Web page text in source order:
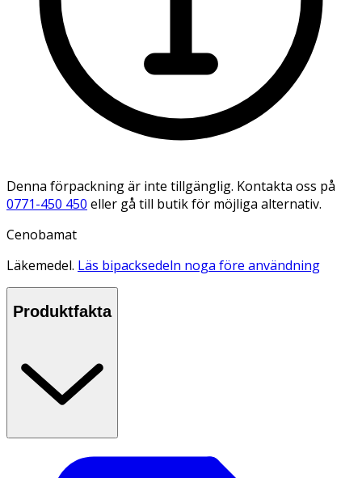
Denna förpackning är inte tillgänglig. Kontakta oss på
0771-450 450 eller gå till butik för möjliga alternativ.
Cenobamat
Läkemedel. Läs bipacksedeln noga före användning
Produktfakta